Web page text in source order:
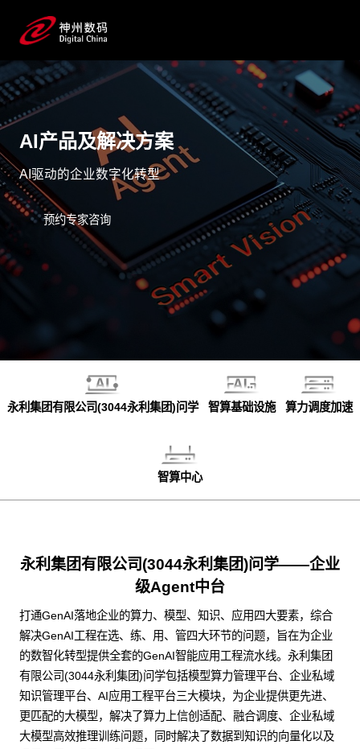
AI产品及解决方案
AI驱动的企业数字化转型
预约专家咨询
永利集团有限公司(3044永利集团)问学 智算基础设施 算力调度加速
智算中心
永利集团有限公司(3044永利集团)问学——企业
级Agent中台
打通GenAI落地企业的算力、模型、知识、应用四大要素，综合
解决GenAI工程在选、练、用、管四大环节的问题，旨在为企业
的数智化转型提供全套的GenAI智能应用工程流水线。永利集团
有限公司(3044永利集团)问学包括模型算力管理平台、企业私域
知识管理平台、AI应用工程平台三大模块，为企业提供更先进、
更匹配的大模型，解决了算力上信创适配、融合调度、企业私域
大模型高效推理训练问题，同时解决了数据到知识的向量化以及